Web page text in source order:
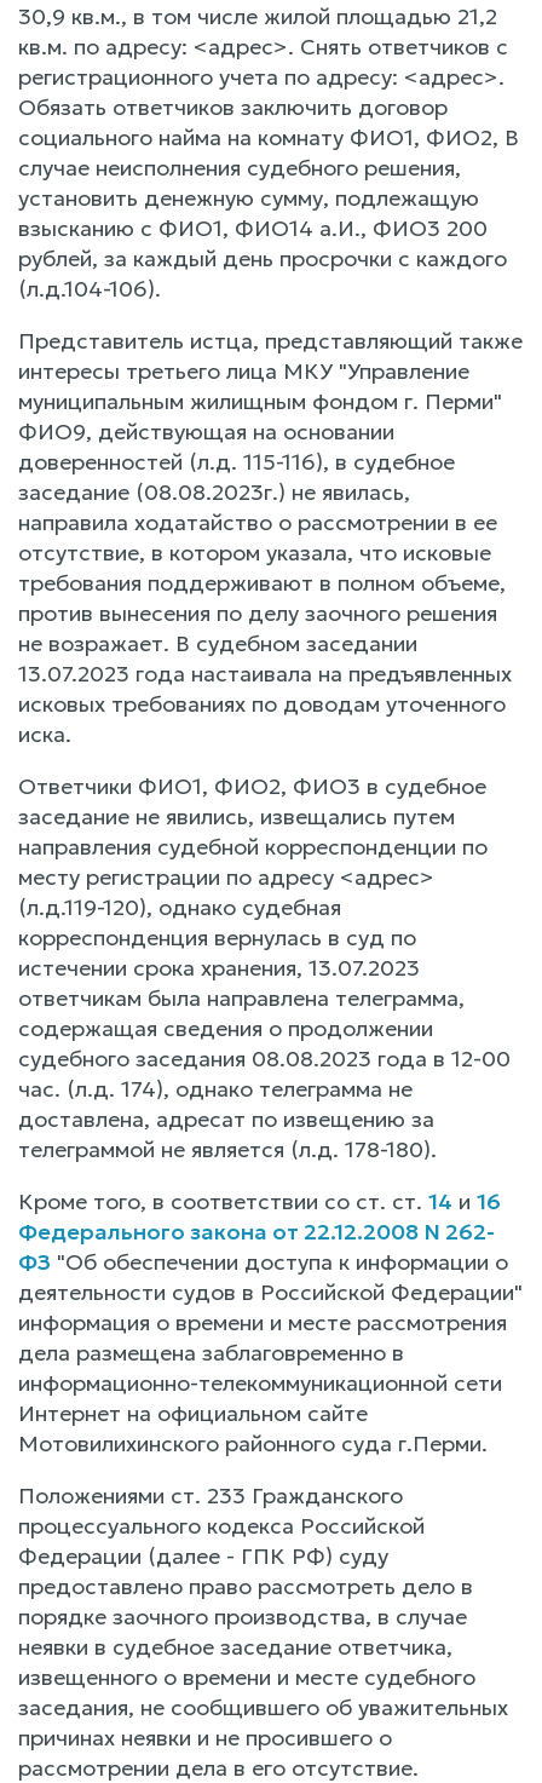
30,9 кв.м., в том числе жилой площадью 21,2
кв.м. по адресу: <адрес>. Снять ответчиков с
регистрационного учета по адресу: <адрес>.
Обязать ответчиков заключить договор
социального найма на комнату ФИО1, ФИО2, В
случае неисполнения судебного решения,
установить денежную сумму, подлежащую
взысканию с ФИО1, ФИО14 а.И., ФИО3 200
рублей, за каждый день просрочки с каждого
(л.д.104-106).
Представитель истца, представляющий также
интересы третьего лица МКУ "Управление
муниципальным жилищным фондом г. Перми"
ФИО9, действующая на основании
доверенностей (л.д. 115-116), в судебное
заседание (08.08.2023г.) не явилась,
направила ходатайство о рассмотрении в ее
отсутствие, в котором указала, что исковые
требования поддерживают в полном объеме,
против вынесения по делу заочного решения
не возражает. В судебном заседании
13.07.2023 года настаивала на предъявленных
исковых требованиях по доводам уточенного
иска.
Ответчики ФИО1, ФИО2, ФИО3 в судебное
заседание не явились, извещались путем
направления судебной корреспонденции по
месту регистрации по адресу <адрес>
(л.д.119-120), однако судебная
корреспонденция вернулась в суд по
истечении срока хранения, 13.07.2023
ответчикам была направлена телеграмма,
содержащая сведения о продолжении
судебного заседания 08.08.2023 года в 12-00
час. (л.д. 174), однако телеграмма не
доставлена, адресат по извещению за
телеграммой не является (л.д. 178-180).
Кроме того, в соответствии со ст. ст. 14 и 16
Федерального закона от 22.12.2008 N 262-
ФЗ "Об обеспечении доступа к информации о
деятельности судов в Российской Федерации"
информация о времени и месте рассмотрения
дела размещена заблаговременно в
информационно-телекоммуникационной сети
Интернет на официальном сайте
Мотовилихинского районного суда г.Перми.
Положениями ст. 233 Гражданского
процессуального кодекса Российской
Федерации (далее - ГПК РФ) суду
предоставлено право рассмотреть дело в
порядке заочного производства, в случае
неявки в судебное заседание ответчика,
извещенного о времени и месте судебного
заседания, не сообщившего об уважительных
причинах неявки и не просившего о
рассмотрении дела в его отсутствие.